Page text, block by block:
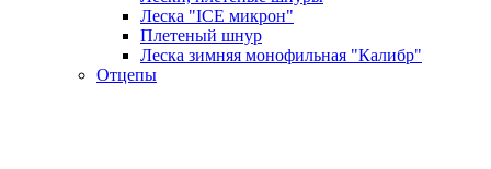
Леска "ICE микрон"
Плетеный шнур
Леска зимняя монофильная "Калибр"
Отцепы